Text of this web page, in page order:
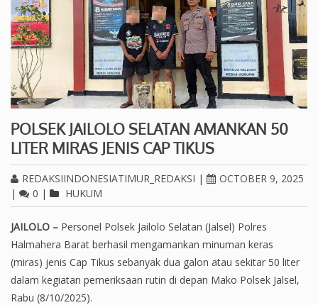
POLSEK JAILOLO SELATAN AMANKAN 50
LITER MIRAS JENIS CAP TIKUS
REDAKSIINDONESIATIMUR_REDAKSI |
OCTOBER 9, 2025
|
0 | HUKUM
JAILOLO – Personel Polsek Jailolo Selatan (Jalsel) Polres
Halmahera Barat berhasil mengamankan minuman keras
(miras) jenis Cap Tikus sebanyak dua galon atau sekitar 50 liter
dalam kegiatan pemeriksaan rutin di depan Mako Polsek Jalsel,
Rabu (8/10/2025).